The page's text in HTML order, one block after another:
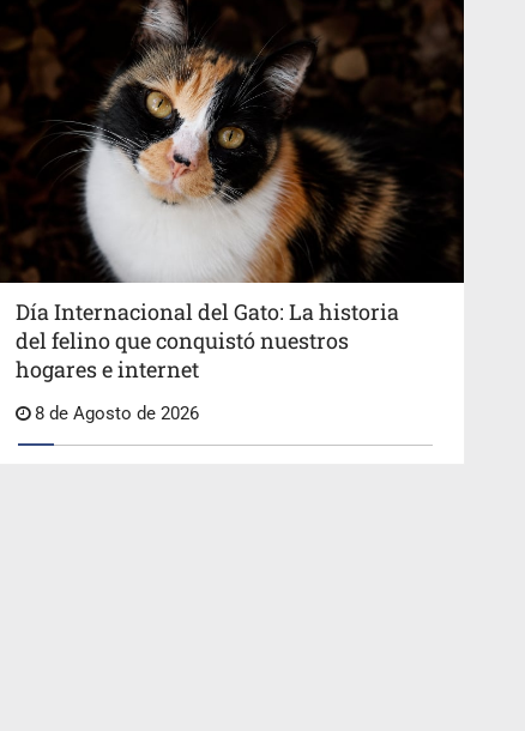
Día Internacional del Gato: La historia
del felino que conquistó nuestros
hogares e internet
8 de Agosto de 2026